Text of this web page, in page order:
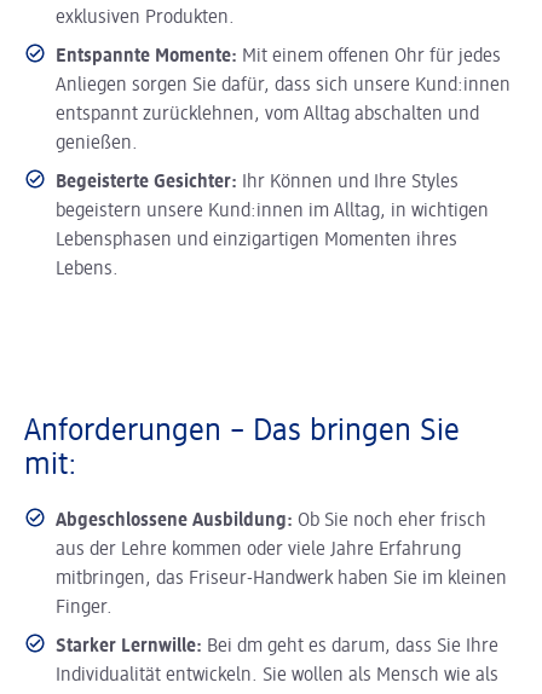
exklusiven Produkten.
Entspannte Momente: Mit einem offenen Ohr für jedes
Anliegen sorgen Sie dafür, dass sich unsere Kund:innen
entspannt zurücklehnen, vom Alltag abschalten und
genießen.
Begeisterte Gesichter:
Ihr Können und Ihre Styles
begeistern unsere Kund:innen im Alltag, in wichtigen
Lebensphasen und einzigartigen Momenten ihres
Lebens.
Anforderungen – Das bringen Sie
mit:
Abgeschlossene Ausbildung: Ob Sie noch eher frisch
aus der Lehre kommen oder viele Jahre Erfahrung
mitbringen, das Friseur-Handwerk haben Sie im kleinen
Finger.
Starker Lernwille: Bei dm geht es darum, dass Sie Ihre
Individualität entwickeln. Sie wollen als Mensch wie als